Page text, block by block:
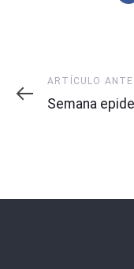
Artículo
Anterior
ARTÍCULO
Semana